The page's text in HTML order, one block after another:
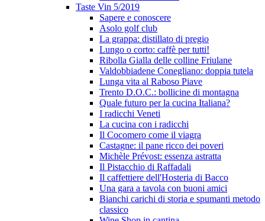
Taste Vin 5/2019
Sapere e conoscere
Asolo golf club
La grappa: distillato di pregio
Lungo o corto: caffè per tutti!
Ribolla Gialla delle colline Friulane
Valdobbiadene Conegliano: doppia tutela
Lunga vita al Raboso Piave
Trento D.O.C.: bollicine di montagna
Quale futuro per la cucina Italiana?
I radicchi Veneti
La cucina con i radicchi
Il Cocomero come il viagra
Castagne: il pane ricco dei poveri
Michèle Prévost: essenza astratta
Il Pistacchio di Raffadali
Il caffettiere dell'Hosteria di Bacco
Una gara a tavola con buoni amici
Bianchi carichi di storia e spumanti metodo
classico